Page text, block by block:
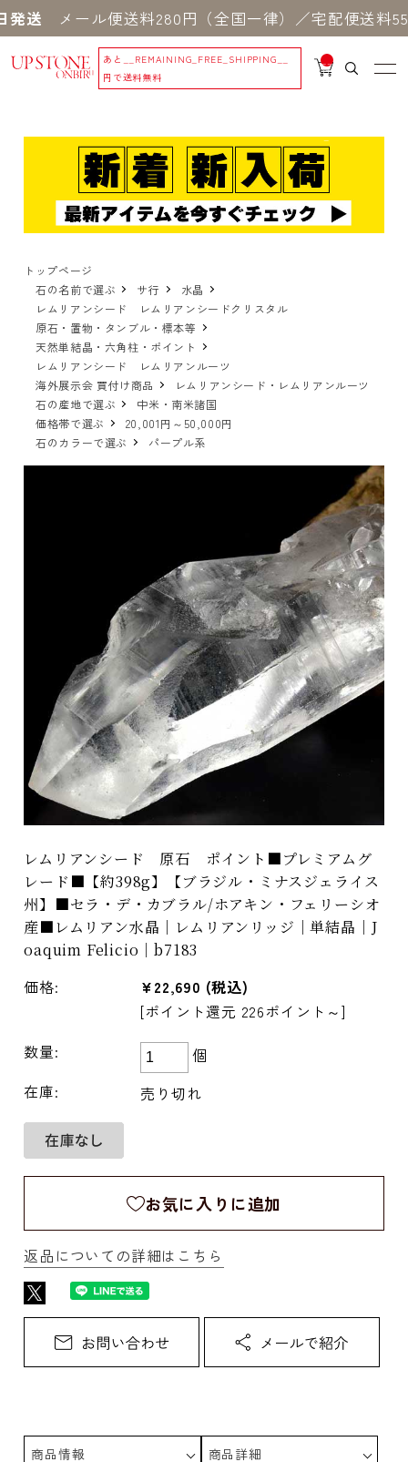
ール便送料280円（全国一律）／宅配便送料550円
あと
__REMAINING_FREE_SHIPPING__
円で送料無料
__
IT
_
トップページ
石の名前で選ぶ
サ行
水晶
レムリアンシード レムリアンシードクリスタル
原石・置物・タンブル・標本等
天然単結晶・六角柱・ポイント
レムリアンシード レムリアンルーツ
海外展示会 買付け商品
レムリアンシード・レムリアンルーツ
石の産地で選ぶ
中米・南米諸国
価格帯で選ぶ
20,001円～50,000円
石のカラーで選ぶ
パープル系
レムリアンシード 原石 ポイント■プレミアムグ
レード■【約398g】【ブラジル・ミナスジェライス
州】■セラ・デ・カブラル/ホアキン・フェリーシオ
産■レムリアン水晶｜レムリアンリッジ｜単結晶｜J
oaquim Felicio｜b7183
価格: ¥22,690 (税込)
[ポイント還元 226ポイント～]
数量:
個
在庫:
売り切れ
お気に入りに追加
返品についての詳細はこちら
商品情報
商品詳細